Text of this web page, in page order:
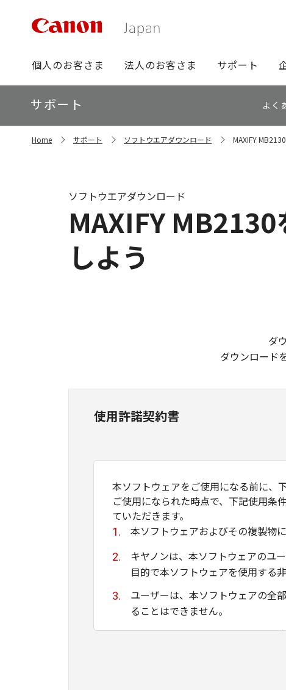
グ
ロ
ー
バ
ビ
個人のお客さま 法人のお客さま サポート
ロ
ー
カ
ル
サポート よく
Home サポート ソフトウエアダウンロード MAXIFY
MAXIFY
しよう
ソフトウエアダウンロード
ダ
ダウンロード
使用許諾契約書
本ソフトウェアをご使用になる前に、
ご使用になられた時点で、下記使用条
ていただきます。
本ソフトウェアおよびその複製物
キヤノンは、本ソフトウェアのユ
目的で本ソフトウェアを使用する
ユーザーは、本ソフトウェアの全
ることはできません。
キヤノン、キヤノンマーケティン